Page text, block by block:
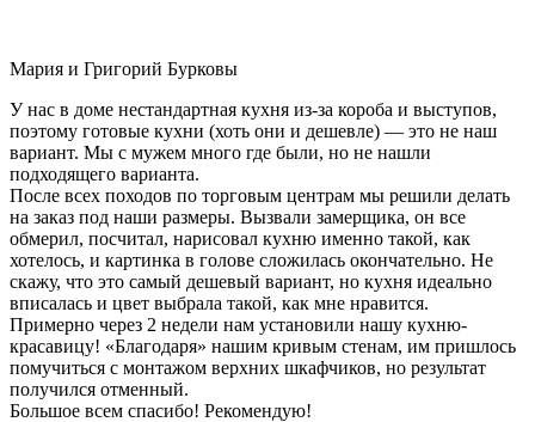
Мария и Григорий Бурковы
У нас в доме нестандартная кухня из-за короба и выступов,
поэтому готовые кухни (хоть они и дешевле) — это не наш
вариант. Мы с мужем много где были, но не нашли
подходящего варианта.
После всех походов по торговым центрам мы решили делать
на заказ под наши размеры. Вызвали замерщика, он все
обмерил, посчитал, нарисовал кухню именно такой, как
хотелось, и картинка в голове сложилась окончательно. Не
скажу, что это самый дешевый вариант, но кухня идеально
вписалась и цвет выбрала такой, как мне нравится.
Примерно через 2 недели нам установили нашу кухню-
красавицу! «Благодаря» нашим кривым стенам, им пришлось
помучиться с монтажом верхних шкафчиков, но результат
получился отменный.
Большое всем спасибо! Рекомендую!